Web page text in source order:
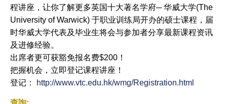
程讲座，让你了解更多英国十大著名学府─ 华威大学(The
University of Warwick) 于职业训练局开办的硕士课程，届
时华威大学代表及毕业生将会与参加者分享最新课程资讯
及进修经验。
出席者更可获豁免报名费$200！
把握机会，立即登记课程讲座！
登记：
http://www.vtc.edu.hk/wmg/Registration.html